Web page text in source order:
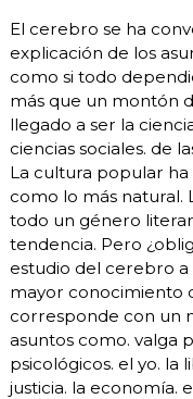
El cerebro se ha
explicación de los
como si todo
más que un montón
llegado a ser la
ciencias sociales. de
La cultura popular
como lo más natural.
todo un género
tendencia. Pero
estudio del cerebro a
mayor conocimiento
corresponde con un
asuntos como. valga
psicológicos. el yo. la
justicia. la economía.